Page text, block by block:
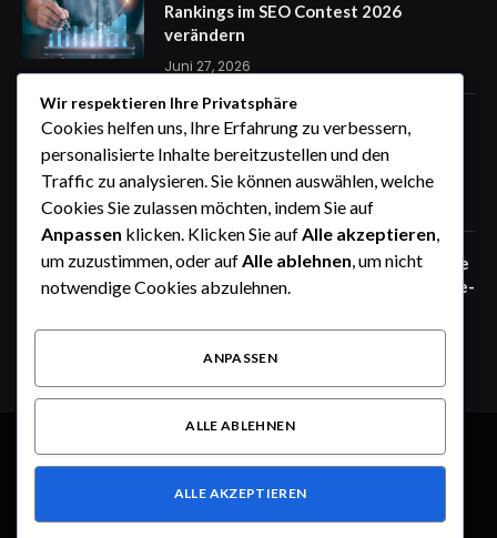
Rankings im SEO Contest 2026
verändern
Juni 27, 2026
Zaunfelder von WIŚNIOWSKI –
professionelle Lösungen für sichere
Unternehmensgelände
Juni 25, 2026
Zaunfelder von WIŚNIOWSKI – robuste
Systemlösungen für moderne Industrie-
© 2026 Alle Rechte vorbehalten.Heute im Fokus
Wir respektieren Ihre Privatsphäre
Cookies helfen uns, Ihre Erfahrung zu verbessern,
personalisierte Inhalte bereitzustellen und den
Traffic zu analysieren. Sie können auswählen, welche
Cookies Sie zulassen möchten, indem Sie auf
Anpassen klicken. Klicken Sie aufAlle akzeptieren,
um zuzustimmen, oder aufAlle ablehnen, um nicht
notwendige Cookies abzulehnen.
ANPASSEN
ALLE ABLEHNEN
ALLE AKZEPTIEREN